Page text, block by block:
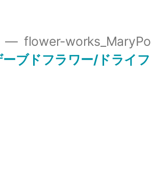
flower-
ーブドフラワー/ドライ